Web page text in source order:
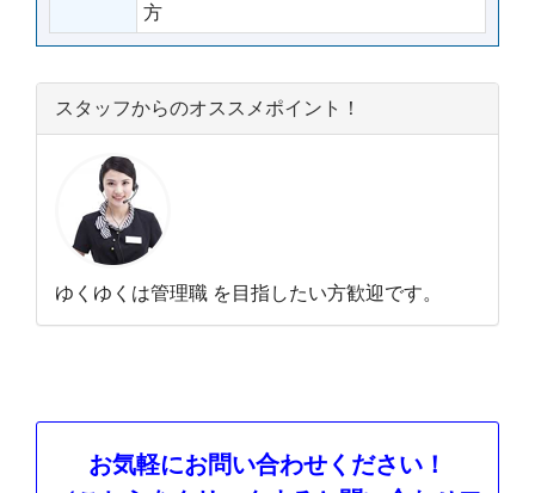
方
スタッフからのオススメポイント！
ゆくゆくは管理職 を目指したい方歓迎です。
お気軽にお問い合わせください！